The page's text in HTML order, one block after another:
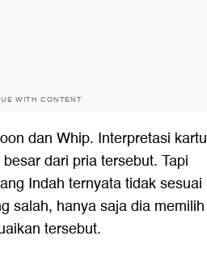
WITH CONTENT
dan Whip. Interpretasi kartu
dari pria tersebut. Tapi
Indah ternyata tidak sesuai
salah, hanya saja dia memilih
tersebut.